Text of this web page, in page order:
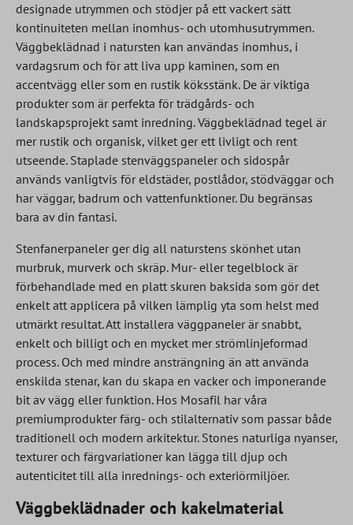
designade utrymmen och stödjer på ett vackert sätt
kontinuiteten mellan inomhus- och utomhusutrymmen.
Väggbeklädnad i natursten kan användas inomhus, i
vardagsrum och för att liva upp kaminen, som en
accentvägg eller som en rustik köksstänk. De är viktiga
produkter som är perfekta för trädgårds- och
landskapsprojekt samt inredning. Väggbeklädnad tegel är
mer rustik och organisk, vilket ger ett livligt och rent
utseende. Staplade stenväggspaneler och sidospår
används vanligtvis för eldstäder, postlådor, stödväggar och
har väggar, badrum och vattenfunktioner. Du begränsas
bara av din fantasi.
Stenfanerpaneler ger dig all naturstens skönhet utan
murbruk, murverk och skräp. Mur- eller tegelblock är
förbehandlade med en platt skuren baksida som gör det
enkelt att applicera på vilken lämplig yta som helst med
utmärkt resultat. Att installera väggpaneler är snabbt,
enkelt och billigt och en mycket mer strömlinjeformad
process. Och med mindre ansträngning än att använda
enskilda stenar, kan du skapa en vacker och imponerande
bit av vägg eller funktion. Hos Mosafil har våra
premiumprodukter färg- och stilalternativ som passar både
traditionell och modern arkitektur. Stones naturliga nyanser,
texturer och färgvariationer kan lägga till djup och
autenticitet till alla inrednings- och exteriörmiljöer.
Väggbeklädnader och kakelmaterial